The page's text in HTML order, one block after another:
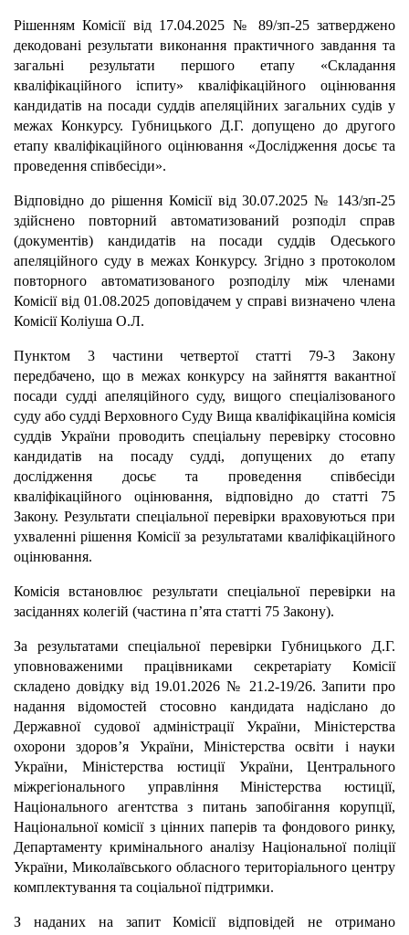
Рішенням Комісії від 17.04.2025 № 89/зп-25 затверджено
декодовані результати виконання практичного завдання та
загальні результати першого етапу «Складання
кваліфікаційного іспиту» кваліфікаційного оцінювання
кандидатів на посади суддів апеляційних загальних судів у
межах Конкурсу. Губницького Д.Г. допущено до другого
етапу кваліфікаційного оцінювання «Дослідження досьє та
проведення співбесіди».
Відповідно до рішення Комісії від 30.07.2025 № 143/зп-25
здійснено повторний автоматизований розподіл справ
(документів) кандидатів на посади суддів Одеського
апеляційного суду в межах Конкурсу. Згідно з протоколом
повторного автоматизованого розподілу між членами
Комісії від 01.08.2025 доповідачем у справі визначено члена
Комісії Коліуша О.Л.
Пунктом 3 частини четвертої статті 79-3 Закону
передбачено, що в межах конкурсу на зайняття вакантної
посади судді апеляційного суду, вищого спеціалізованого
суду або судді Верховного Суду Вища кваліфікаційна комісія
суддів України проводить спеціальну перевірку стосовно
кандидатів на посаду судді, допущених до етапу
дослідження досьє та проведення співбесіди
кваліфікаційного оцінювання, відповідно до статті 75
Закону. Результати спеціальної перевірки враховуються при
ухваленні рішення Комісії за результатами кваліфікаційного
оцінювання.
Комісія встановлює результати спеціальної перевірки на
засіданнях колегій (частина п’ята статті 75 Закону).
За результатами спеціальної перевірки Губницького Д.Г.
уповноваженими працівниками секретаріату Комісії
складено довідку від 19.01.2026 № 21.2-19/26. Запити про
надання відомостей стосовно кандидата надіслано до
Державної судової адміністрації України, Міністерства
охорони здоров’я України, Міністерства освіти і науки
України, Міністерства юстиції України, Центрального
міжрегіонального управління Міністерства юстиції,
Національного агентства з питань запобігання корупції,
Національної комісії з цінних паперів та фондового ринку,
Департаменту кримінального аналізу Національної поліції
України, Миколаївського обласного територіального центру
комплектування та соціальної підтримки.
З наданих на запит Комісії відповідей не отримано